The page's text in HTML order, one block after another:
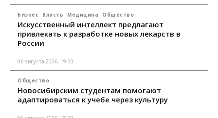
Бизнес Власть Медицина Общество
Искусственный интеллект предлагают
привлекать к разработке новых лекарств в
России
06 августа 2026, 19:00
Общество
Новосибирским студентам помогают
адаптироваться к учебе через культуру